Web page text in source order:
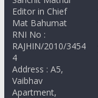
Editor in Chief
Mat Bahumat
RNI No :
RAJHIN/2010/3454
4
Address : A5,
Vaibhav
Apartment,